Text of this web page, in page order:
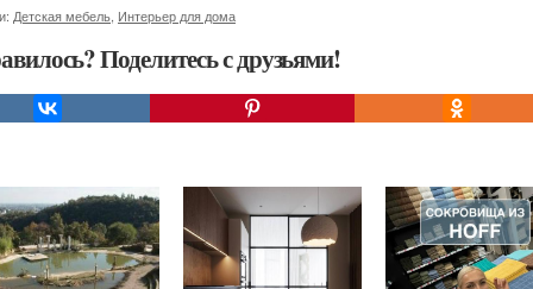
Детская мебель Интерьер для дома
Поделитесь с друзьями!